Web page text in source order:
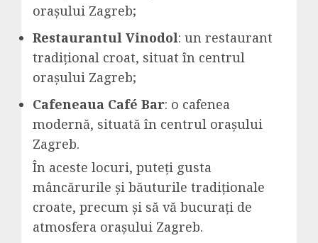
orașului Zagreb;
Restaurantul Vinodol: un restaurant
tradițional croat, situat în centrul
orașului Zagreb;
Cafeneaua Café Bar: o cafenea
modernă, situată în centrul orașului
Zagreb.
În aceste locuri, puteți gusta
mâncărurile și băuturile tradiționale
croate, precum și să vă bucurați de
atmosfera orașului Zagreb.